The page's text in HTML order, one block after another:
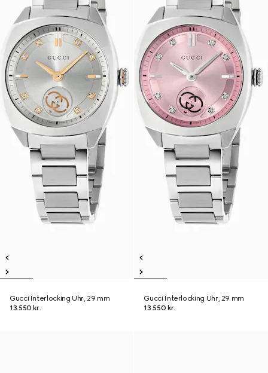
Gucci Interlocking Uhr, 29 mm
13.550 kr.
Gucci Interlocking Uhr, 29 mm
13.550 kr.